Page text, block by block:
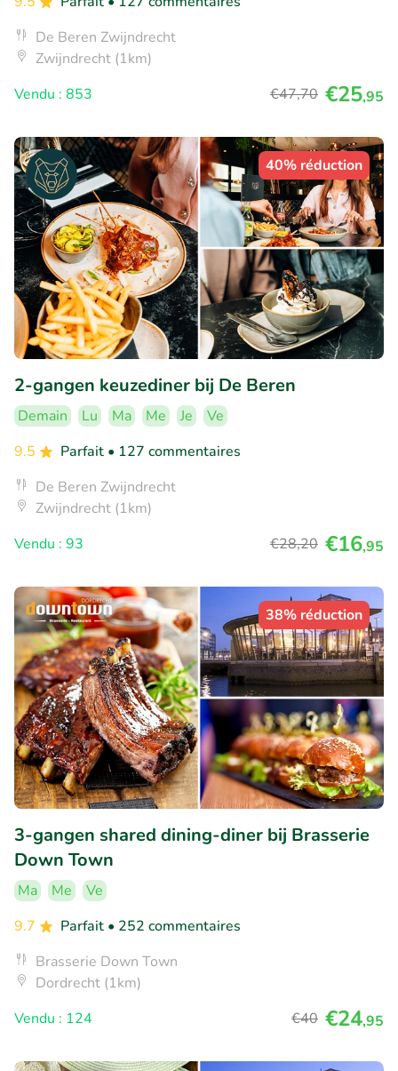
De Beren Zwijndrecht
Zwijndrecht (1km)
Vendu : 853
€47,70 €25,95
40% réduction
2-gangen keuzediner bij De Beren
Demain Lu Ma Me Je
Ve
9.5
Parfait • 127 commentaires
De Beren Zwijndrecht
Zwijndrecht (1km)
Vendu : 93
€28,20 €16,95
38% réduction
3-gangen shared dining-diner bij Brasserie
Down Town
Ma Me
Ve
9.7
Parfait • 252 commentaires
Brasserie Down Town
Dordrecht (1km)
Vendu : 124
€40 €24,95